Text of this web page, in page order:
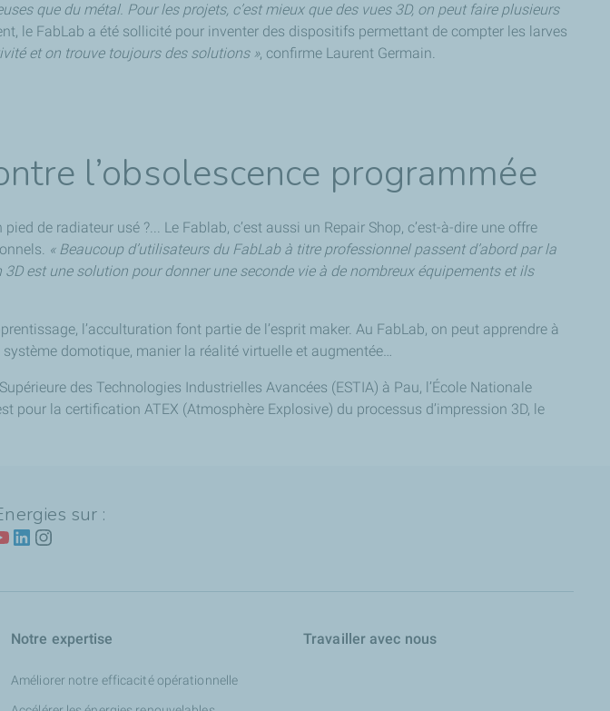
que du métal. Pour les projets, c’est mieux que des vues 3D, on peut faire plusieurs
le FabLab a été sollicité pour inventer des dispositifs permettant de compter les larves
et on trouve toujours des solutions », confirme Laurent Germain.
l’obsolescence programmée
de radiateur usé ?... Le Fablab, c’est aussi un Repair Shop, c’est-à-dire une offre
« Beaucoup d’utilisateurs du FabLab à titre professionnel passent d’abord par la
3D est une solution pour donner une seconde vie à de nombreux équipements et ils
l’acculturation font partie de l’esprit maker. Au FabLab, on peut apprendre à
domotique, manier la réalité virtuelle et augmentée…
des Technologies Industrielles Avancées (ESTIA) à Pau, l’École Nationale
pour la certification ATEX (Atmosphère Explosive) du processus d’impression 3D, le
sur :
Notre expertise
Améliorer notre efficacité opérationnelle
Travailler avec nous